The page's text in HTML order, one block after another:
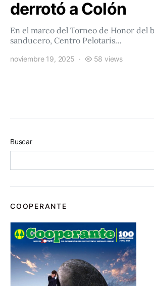
derrotó a Colón
En el marco del Torneo de Honor del
sanducero, Centro Pelotaris…
noviembre 19, 2025 58 views
Buscar
COOPERANTE